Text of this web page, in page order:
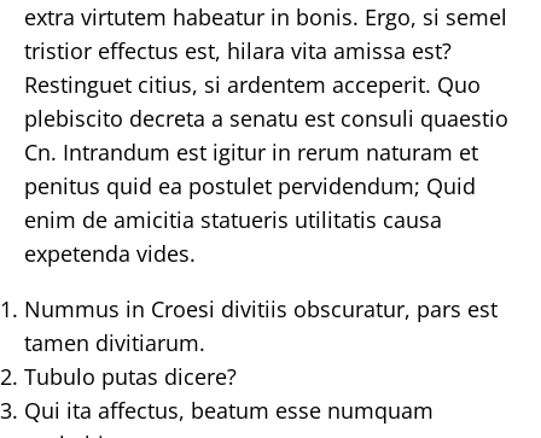
extra virtutem habeatur in bonis. Ergo, si semel
tristior effectus est, hilara vita amissa est?
Restinguet citius, si ardentem acceperit. Quo
plebiscito decreta a senatu est consuli quaestio
Cn. Intrandum est igitur in rerum naturam et
penitus quid ea postulet pervidendum; Quid
enim de amicitia statueris utilitatis causa
expetenda vides.
Nummus in Croesi divitiis obscuratur, pars est
tamen divitiarum.
Tubulo putas dicere?
Qui ita affectus, beatum esse numquam